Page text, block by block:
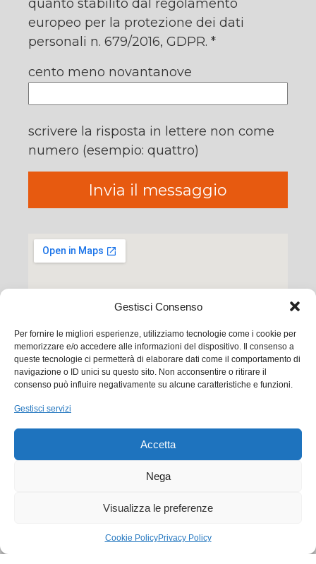
Gestisci Consenso
Per fornire le migliori esperienze, utilizziamo tecnologie come i cookie per
memorizzare e/o accedere alle informazioni del dispositivo. Il consenso a
queste tecnologie ci permetterà di elaborare dati come il comportamento di
navigazione o ID unici su questo sito. Non acconsentire o ritirare il
consenso può influire negativamente su alcune caratteristiche e funzioni.
Gestisci servizi
Accetta
Nega
Visualizza le preferenze
Cookie PolicyPrivacy Policy
quanto stabilito dal regolamento
europeo per la protezione dei dati
personali n. 679/2016, GDPR. *
cento meno novantanove
scrivere la risposta in lettere non come
numero (esempio: quattro)
Ego Communication srl
Via Francesco Baracca, 88 50127 Firenze
Tel. +39 0556533256
commerciale@ego.it